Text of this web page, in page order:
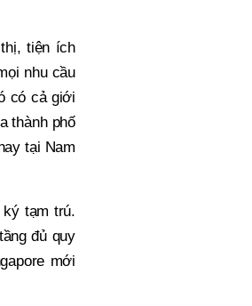
tiện ích
nhu cầu
có cả giới
thành phố
tại Nam
tạm trú.
đủ quy
mới